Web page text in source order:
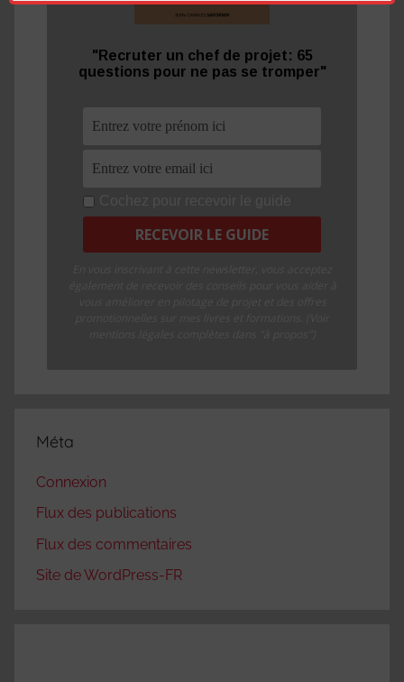
"Recruter un chef de projet: 65
questions pour ne pas se tromper"
Méta
Connexion
Flux des publications
Flux des commentaires
Site de WordPress-FR